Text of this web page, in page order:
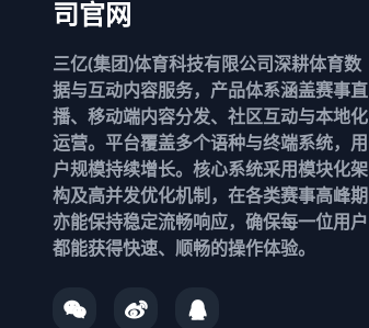
司官网
三亿(集团)体育科技有限公司深耕体育数
据与互动内容服务，产品体系涵盖赛事直
播、移动端内容分发、社区互动与本地化
运营。平台覆盖多个语种与终端系统，用
户规模持续增长。核心系统采用模块化架
构及高并发优化机制，在各类赛事高峰期
亦能保持稳定流畅响应，确保每一位用户
都能获得快速、顺畅的操作体验。